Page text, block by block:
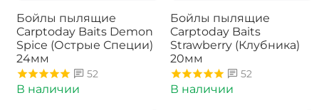
Бойлы пылящие
Carptoday Baits Demon
Spice (Острые Специи)
24мм
52
В наличии
Бойлы пылящие
Carptoday Baits
Strawberry (Клубника)
20мм
52
В наличии